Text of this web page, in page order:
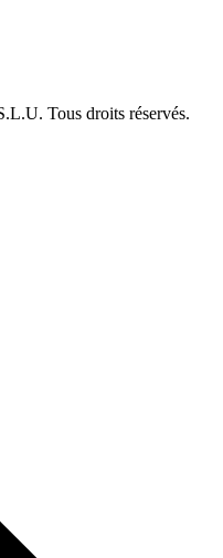
Tous droits réservés.